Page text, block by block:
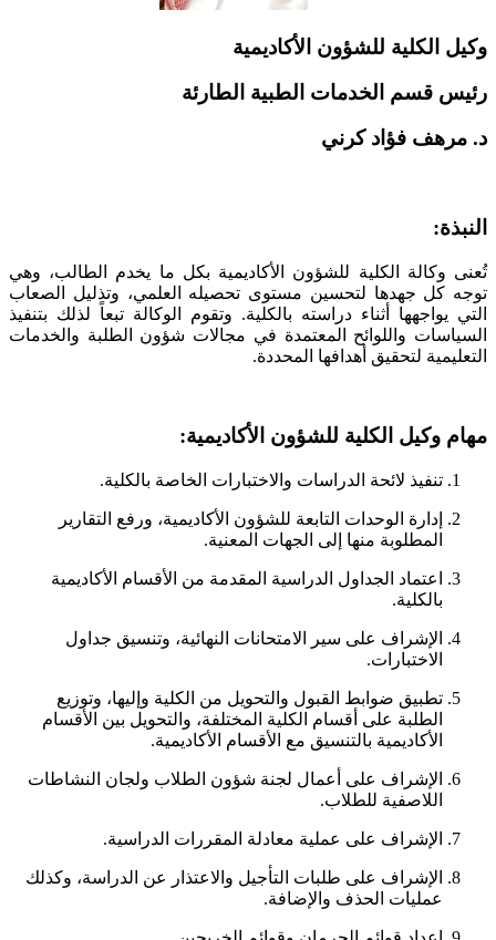
وكيل الكلية للشؤون الأكاديمية
رئيس قسم الخدمات الطبية الطارئة
د. مرهف فؤاد كرني
النبذة:
تُعنى وكالة الكلية للشؤون الأكاديمية بكل ما يخدم الطالب، وهي
توجه كل جهدها لتحسين مستوى تحصيله العلمي، وتذليل الصعاب
التي يواجهها أثناء دراسته بالكلية. وتقوم الوكالة تبعاً لذلك بتنفيذ
السياسات واللوائح المعتمدة في مجالات شؤون الطلبة والخدمات
التعليمية لتحقيق أهدافها المحددة.
مهام وكيل الكلية للشؤون الأكاديمية:
تنفيذ لائحة الدراسات والاختبارات الخاصة بالكلية.
إدارة الوحدات التابعة للشؤون الأكاديمية، ورفع التقارير
المطلوبة منها إلى الجهات المعنية.
اعتماد الجداول الدراسية المقدمة من الأقسام الأكاديمية
بالكلية.
الإشراف على سير الامتحانات النهائية، وتنسيق جداول
الاختبارات.
تطبيق ضوابط القبول والتحويل من الكلية وإليها، وتوزيع
الطلبة على أقسام الكلية المختلفة، والتحويل بين الأقسام
الأكاديمية بالتنسيق مع الأقسام الأكاديمية.
الإشراف على أعمال لجنة شؤون الطلاب ولجان النشاطات
اللاصفية للطلاب.
الإشراف على عملية معادلة المقررات الدراسية.
الإشراف على طلبات التأجيل والاعتذار عن الدراسة، وكذلك
عمليات الحذف والإضافة.